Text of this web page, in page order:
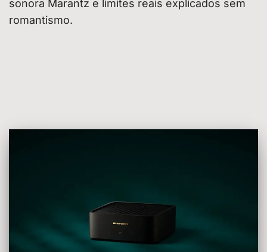
sonora Marantz e limites reais explicados sem
romantismo.